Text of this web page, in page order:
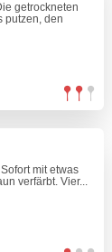
getrockneten
putzen, den
mit etwas
verfärbt. Vier...